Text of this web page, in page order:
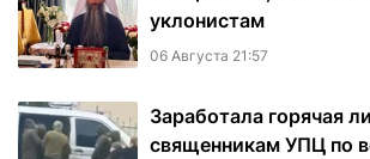
уклонистам
06 Августа 21:57
Заработала горячая
священникам УПЦ по